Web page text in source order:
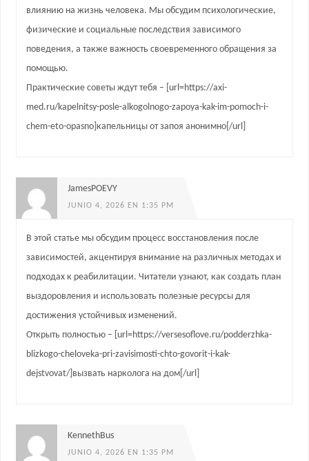
влиянию на жизнь человека. Мы обсудим психологические,
физические и социальные последствия зависимого
поведения, а также важность своевременного обращения за
помощью.
Практические советы ждут тебя – [url=https://axi-
med.ru/kapelnitsy-posle-alkogolnogo-zapoya-kak-im-pomoch-i-
chem-eto-opasno]капельницы от запоя анонимно[/url]
JamesPOEVY
JUNIO 4, 2026 EN 1:35 PM
В этой статье мы обсудим процесс восстановления после
зависимостей, акцентируя внимание на различных методах и
подходах к реабилитации. Читатели узнают, как создать план
выздоровления и использовать полезные ресурсы для
достижения устойчивых изменений.
Открыть полностью – [url=https://versesoflove.ru/podderzhka-
blizkogo-cheloveka-pri-zavisimosti-chto-govorit-i-kak-
dejstvovat/]вызвать нарколога на дом[/url]
KennethBus
JUNIO 4, 2026 EN 1:35 PM